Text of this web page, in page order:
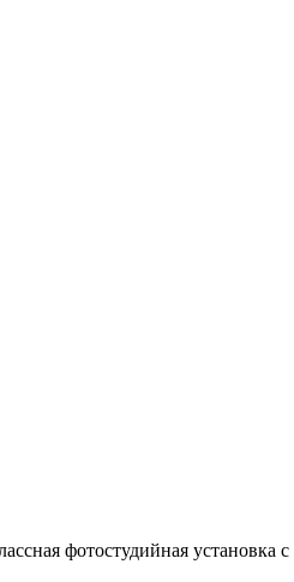
фотостудийная установка